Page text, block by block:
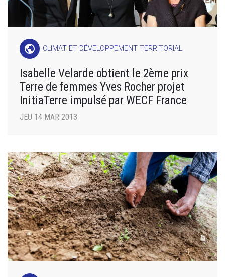
public CLIMAT ET DÉVELOPPEMENT TERRITORIAL
Isabelle Velarde obtient le 2ème prix
Terre de femmes Yves Rocher projet
InitiaTerre impulsé par WECF France
JEU 14 MAR 2013